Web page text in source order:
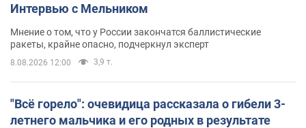
Интервью с Мельником
Мнение о том, что у России закончатся баллистические
ракеты, крайне опасно, подчеркнул эксперт
8.08.2026 12:00 3,9 т.
"Всё горело": очевидица рассказала о гибели 3-
летнего мальчика и его родных в результате